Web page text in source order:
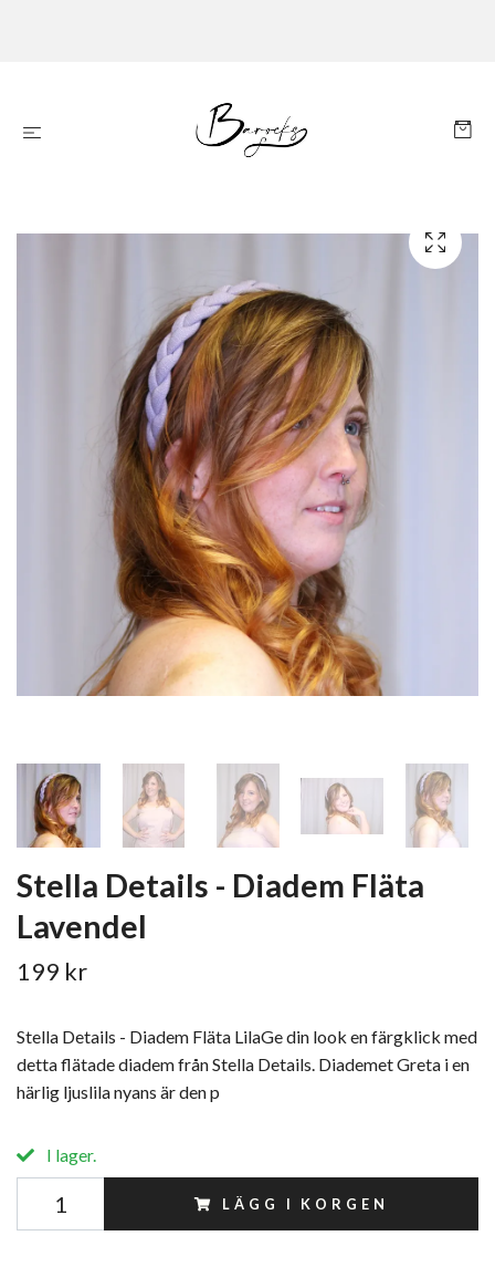
Stella Details - Diadem Fläta
Lavendel
199 kr
Stella Details - Diadem Fläta LilaGe din look en färgklick med
detta flätade diadem från Stella Details. Diademet Greta i en
härlig ljuslila nyans är den p
I lager.
LÄGG I KORGEN